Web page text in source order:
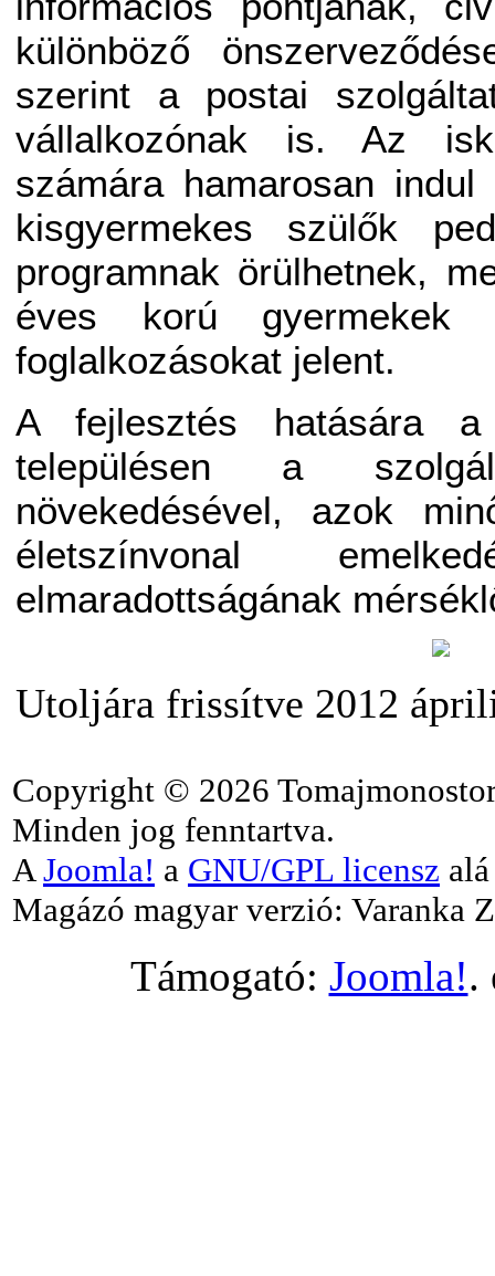
különböző
szerint a postai
vállalkozónak is. Az
számára hamarosan
kisgyermekes szülők
programnak örülhetnek,
éves korú gyermekek
foglalkozásokat jelent.
A fejlesztés hatására a
településen a
növekedésével, azok
életszínvonal
elmaradottságának
Utoljára frissítve 2012
Copyright © 2026
Minden jog fenntartva.
A Joomla! a GNU/GPL licensz
Magázó magyar verzió: Varanka
Támogató: Joomla!.